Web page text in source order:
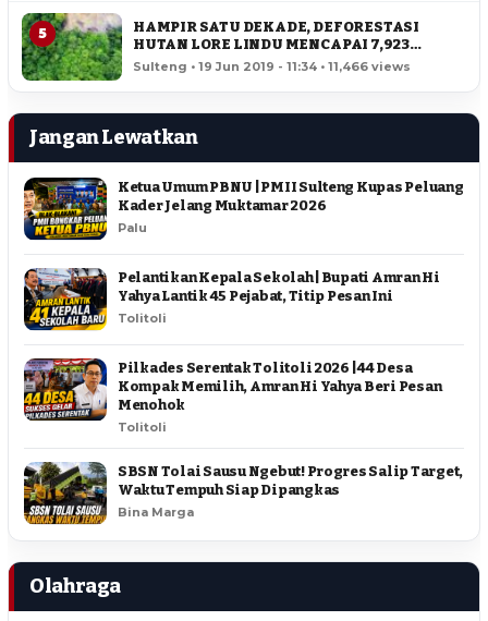
5
HAMPIR SATU DEKADE, DEFORESTASI
HUTAN LORE LINDU MENCAPAI 7,923
HEKTAR
Sulteng • 19 Jun 2019 - 11:34 • 11,466 views
Jangan Lewatkan
Ketua Umum PBNU | PMII Sulteng Kupas Peluang
Kader Jelang Muktamar 2026
Palu
Pelantikan Kepala Sekolah | Bupati Amran Hi
Yahya Lantik 45 Pejabat, Titip Pesan Ini
Tolitoli
Pilkades Serentak Tolitoli 2026 | 44 Desa
Kompak Memilih, Amran Hi Yahya Beri Pesan
Menohok
Tolitoli
SBSN Tolai Sausu Ngebut! Progres Salip Target,
Waktu Tempuh Siap Dipangkas
Bina Marga
Olahraga